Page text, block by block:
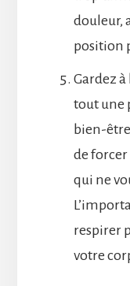
douleur,
position
Gardez à
tout une
bien-
de forcer
qui ne
respirer
votre